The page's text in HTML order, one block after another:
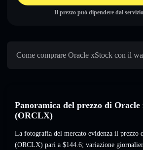
Il prezzo può dipendere dal
Come comprare Oracle xStock con il
Panoramica del prezzo di Oracle
(ORCLX)
La fotografia del mercato evidenza il prezzo
(ORCLX) pari a $144.6; variazione